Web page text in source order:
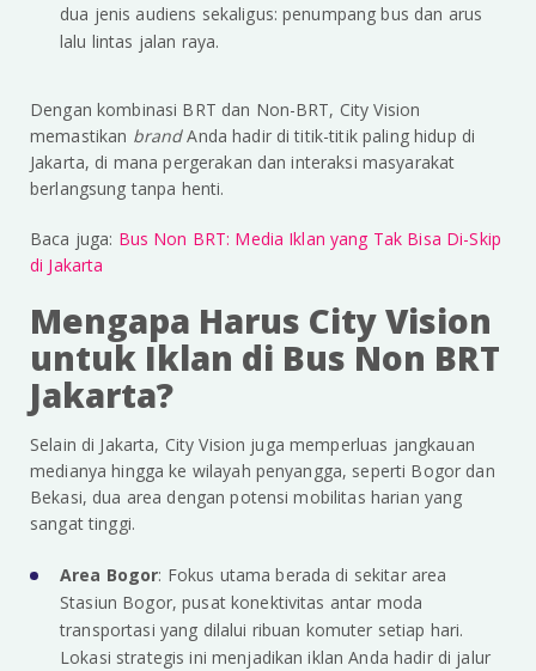
dua jenis audiens sekaligus: penumpang bus dan arus
lalu lintas jalan raya.
Dengan kombinasi BRT dan Non-BRT, City Vision
memastikan brandAnda hadir di titik-titik paling hidup di
Jakarta, di mana pergerakan dan interaksi masyarakat
berlangsung tanpa henti.
Baca juga: Bus Non BRT: Media Iklan yang Tak Bisa Di-Skip
di Jakarta
Mengapa Harus City Vision
untuk Iklan di Bus Non BRT
Jakarta?
Selain di Jakarta, City Vision juga memperluas jangkauan
medianya hingga ke wilayah penyangga, seperti Bogor dan
Bekasi, dua area dengan potensi mobilitas harian yang
sangat tinggi.
Area Bogor: Fokus utama berada di sekitar area
Stasiun Bogor, pusat konektivitas antar moda
transportasi yang dilalui ribuan komuter setiap hari.
Lokasi strategis ini menjadikan iklan Anda hadir di jalur